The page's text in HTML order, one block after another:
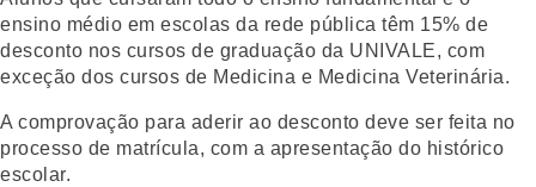
ensino médio em escolas da rede pública têm 15% de
desconto nos cursos de graduação da UNIVALE, com
exceção dos cursos de Medicina e Medicina Veterinária.
A comprovação para aderir ao desconto deve ser feita no
processo de matrícula, com a apresentação do histórico
escolar.